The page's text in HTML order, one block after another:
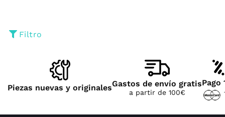
Filtro
Piezas nuevas y originalesGastos de envío gratis
a partir de 100€
Pago